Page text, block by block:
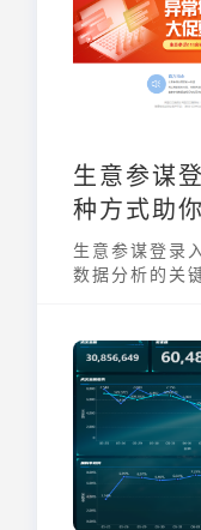
生意参谋
种方式助
生意参谋登录
数据分析的关
持。掌握正确
谋的第一步。
参谋登录入
世界。